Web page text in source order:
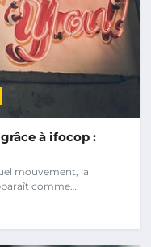
à ifocop :
mouvement, la
comme…